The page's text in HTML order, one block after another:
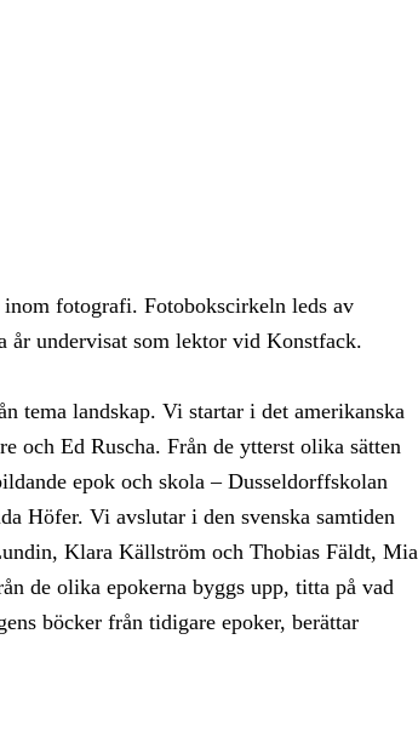
fotografi. Fotobokscirkeln leds av
år undervisat som lektor vid Konstfack.
tema landskap. Vi startar i det amerikanska
och Ed Ruscha. Från de ytterst olika sätten
epok och skola – Dusseldorffskolan
Höfer. Vi avslutar i den svenska samtiden
Klara Källström och Thobias Fäldt, Mia
de olika epokerna byggs upp, titta på vad
böcker från tidigare epoker, berättar